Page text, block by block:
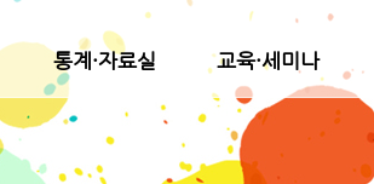
통계·자료실 교육·세미나